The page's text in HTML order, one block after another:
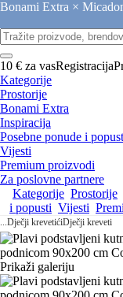
Bonami Extra ×
10 € za vasRegistracija
Kategorije
Prostorije
Bonami Extra
Inspiracija
Posebne ponude i
Vijesti
Premium proizvodi
Za poslovne partnere
Kategorije Prostorije
i popusti Vijesti
...Dječji krevetićiDječji kreveti
Prikaži galeriju